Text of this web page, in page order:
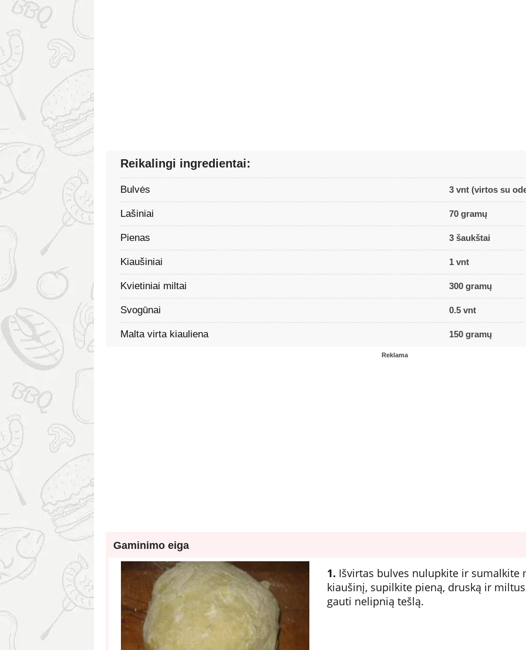
Reikalingi ingredientai:
Bulvės 3 vnt (virtos su
Lašiniai 70 gramų
Pienas 3 šaukštai
Kiaušiniai 1 vnt
Kvietiniai miltai 300 gramų
Svogūnai 0.5 vnt
Malta virta kiauliena 150 gramų
Reklama
Gaminimo eiga
1. Išvirtas bulves nulupkite ir sumalkite
kiaušinį, supilkite pieną, druską ir
gauti nelipnią tešlą.